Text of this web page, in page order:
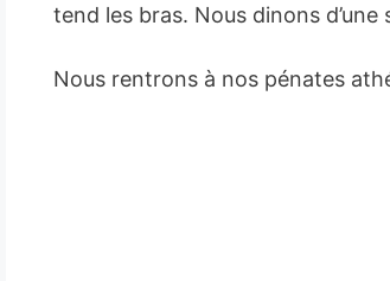
tend les bras. Nous dinons d’une
Nous rentrons à nos pénates